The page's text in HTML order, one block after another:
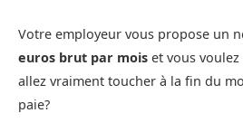
Votre employeur vous propose un
euros brut par mois et vous
allez vraiment toucher à la fin du
paie?